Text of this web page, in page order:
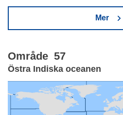
Mer
Område 57
Östra Indiska oceanen